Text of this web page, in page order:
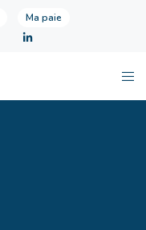
Ma paie